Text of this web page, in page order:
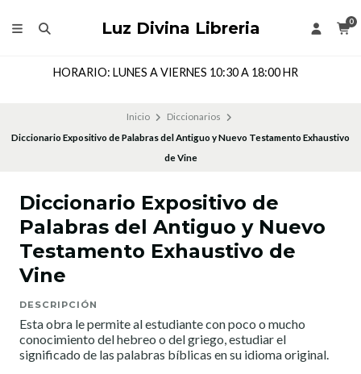
Luz Divina Libreria 0
HORARIO: LUNES A VIERNES 10:30 A 18:00 HR
Inicio
Diccionarios
Diccionario Expositivo de Palabras del Antiguo y Nuevo Testamento Exhaustivo
de Vine
Diccionario Expositivo de
Palabras del Antiguo y Nuevo
Testamento Exhaustivo de
Vine
DESCRIPCIÓN
Esta obra le permite al estudiante con poco o mucho
conocimiento del hebreo o del griego, estudiar el
significado de las palabras bíblicas en su idioma original.